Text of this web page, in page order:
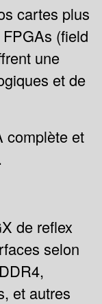
cartes plus
(field
une
et de
complète et
de reflex
selon
et autres